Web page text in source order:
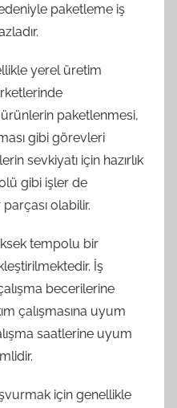
paketleme iş
yerel üretim
paketlenmesi,
gibi görevleri
sevkiyatı için hazırlık
gibi işler de
olabilir.
tempolu bir
İş
becerilerine
çalışmasına uyum
saatlerine uyum
için genellikle